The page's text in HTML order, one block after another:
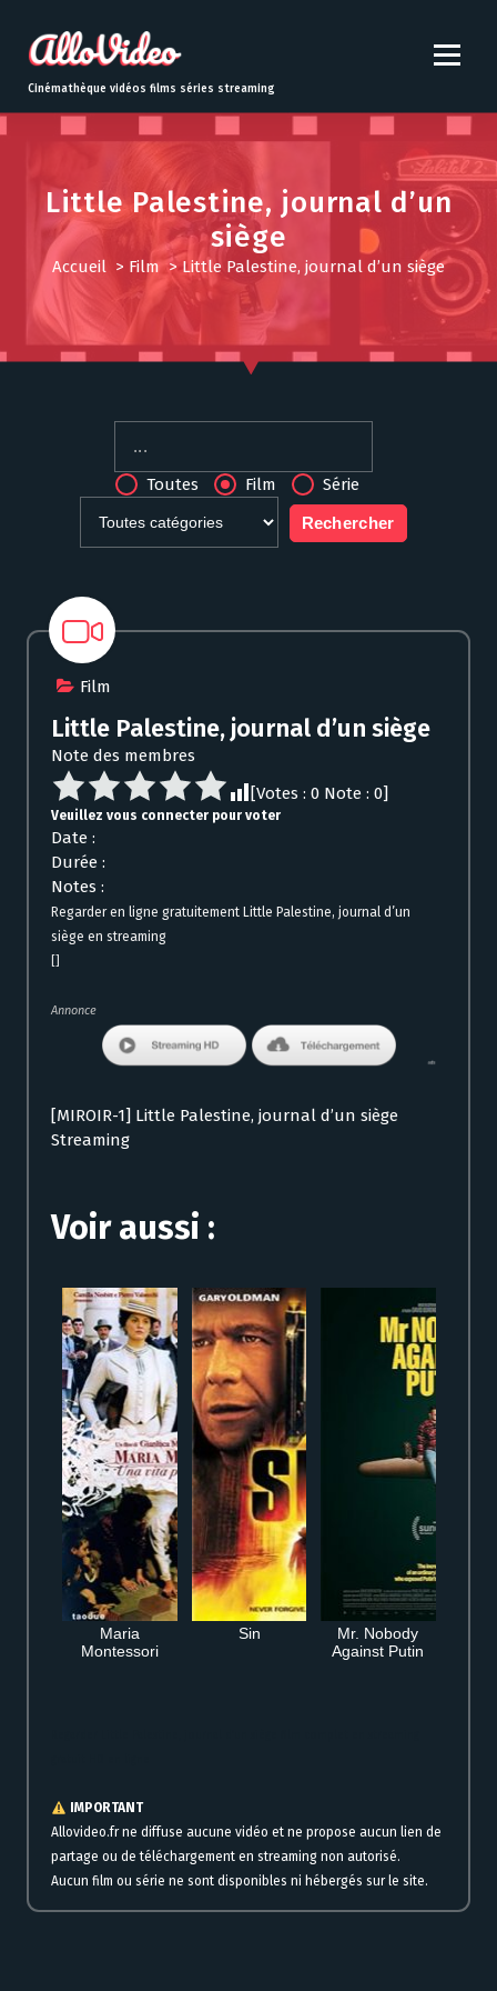
t
o
Cinémathèque vidéos films séries streaming
Little Palestine, journal d’un
siège
Accueil > Film>Little Palestine, journal d’un siège
Toutes Film Série
Film
Little Palestine, journal d’un siège
Note des membres
[Votes : 0 Note : 0]
Veuillez vous connecter pour voter
Date :
Durée :
Notes :
Regarder en ligne gratuitement Little Palestine, journal d’un
siège en streaming
Annonce
[MIROIR-1] Little Palestine, journal d’un siège
Streaming
Voir aussi :
Maria
Montessori
Sin
Mr. Nobody
Against Putin
IMPORTANT
Allovideo.fr ne diffuse aucune vidéo et ne propose aucun lien de
partage ou de téléchargement en streaming non autorisé.
Aucun film ou série ne sont disponibles ni hébergés sur le site.